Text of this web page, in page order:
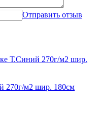
Отправить отзыв
270г/м2 шир. 180см